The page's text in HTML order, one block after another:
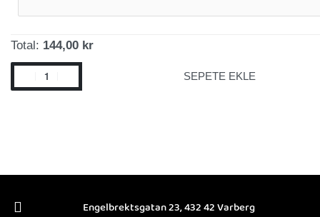
Total: 144,00 kr
SEPETE EKLE
Engelbrektsgatan 23, 432 42 Varberg